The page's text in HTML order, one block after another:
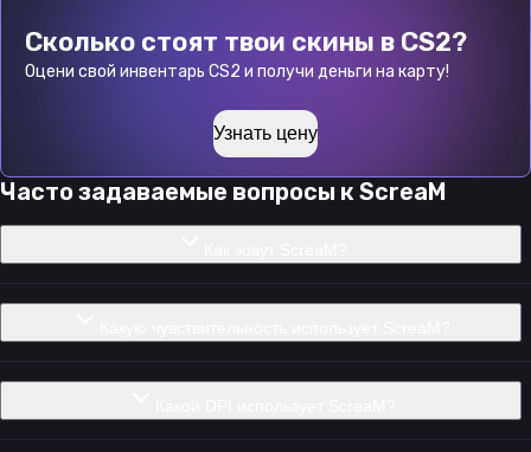
Сколько стоят твои скины в CS2?
Оцени свой инвентарь CS2 и получи деньги на карту!
Узнать цену
Часто задаваемые вопросы кScreaM